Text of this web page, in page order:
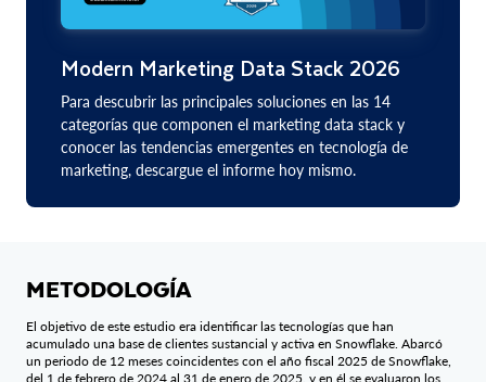
Modern Marketing Data Stack 2026
Para descubrir las principales soluciones en las 14
categorías que componen el marketing data stack y
conocer las tendencias emergentes en tecnología de
marketing, descargue el informe hoy mismo.
METODOLOGÍA
El objetivo de este estudio era identificar las tecnologías que han
acumulado una base de clientes sustancial y activa en Snowflake. Abarcó
un periodo de 12 meses coincidentes con el año fiscal 2025 de Snowflake,
del 1 de febrero de 2024 al 31 de enero de 2025, y en él se evaluaron los